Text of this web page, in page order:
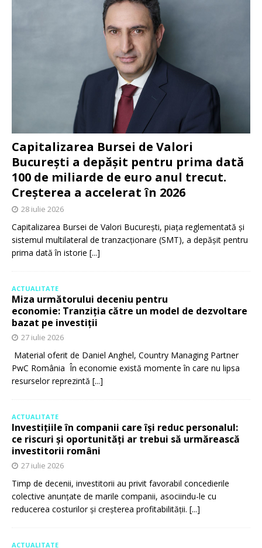
Capitalizarea Bursei de Valori
București a depășit pentru prima dată
100 de miliarde de euro anul trecut.
Creșterea a accelerat în 2026
28 iulie 2026
Capitalizarea Bursei de Valori București, piața reglementată și
sistemul multilateral de tranzacționare (SMT), a depășit pentru
prima dată în istorie [...]
ACTUALITATE
Miza următorului deceniu pentru
economie: Tranziția către un model de dezvoltare
bazat pe investiții
27 iulie 2026
Material oferit de Daniel Anghel, Country Managing Partner
PwC România În economie există momente în care nu lipsa
resurselor reprezintă [...]
ACTUALITATE
Investițiile în companii care își reduc personalul:
ce riscuri și oportunități ar trebui să urmărească
investitorii români
27 iulie 2026
Timp de decenii, investitorii au privit favorabil concedierile
colective anunțate de marile companii, asociindu-le cu
reducerea costurilor și creșterea profitabilității. [...]
ACTUALITATE